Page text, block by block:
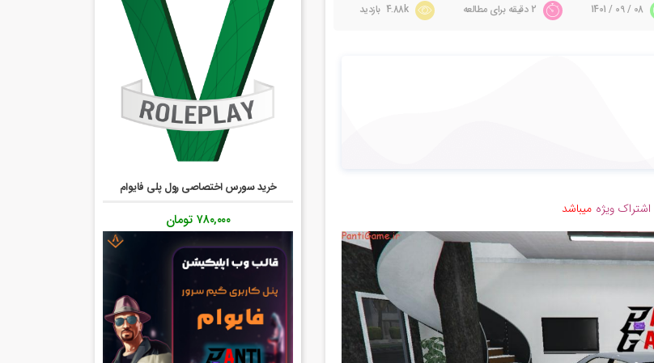
4.88k بازدید
اشتراک ویژه میباشد
خرید سورس اختصاصی رول پلی فایوام
۷۸۰,۰۰۰ تومان